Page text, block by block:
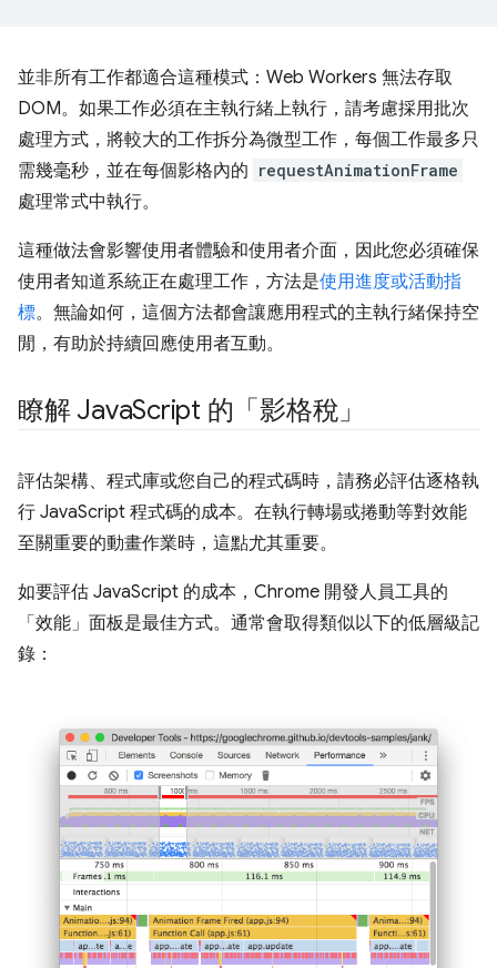
並非所有工作都適合這種模式：Web Workers 無法存取
DOM。如果工作必須在主執行緒上執行，請考慮採用批次
處理方式，將較大的工作拆分為微型工作，每個工作最多只
需幾毫秒，並在每個影格內的 requestAnimationFrame
處理常式中執行。
這種做法會影響使用者體驗和使用者介面，因此您必須確保
使用者知道系統正在處理工作，方法是使用進度或活動指
標。無論如何，這個方法都會讓應用程式的主執行緒保持空
閒，有助於持續回應使用者互動。
瞭解 JavaScript 的「影格稅」
評估架構、程式庫或您自己的程式碼時，請務必評估逐格執
行 JavaScript 程式碼的成本。在執行轉場或捲動等對效能
至關重要的動畫作業時，這點尤其重要。
如要評估 JavaScript 的成本，Chrome 開發人員工具的
「效能」面板是最佳方式。通常會取得類似以下的低層級記
錄：